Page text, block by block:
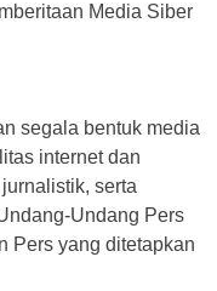
Media Siber
segala bentuk media
internet dan
serta
Undang Pers
Pers yang ditetapkan